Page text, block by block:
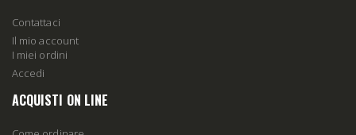
Contattaci
Il mio account
I miei ordini
Accedi
ACQUISTI ON LINE